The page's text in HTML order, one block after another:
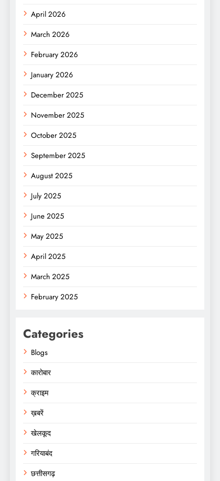
April 2026
March 2026
February 2026
January 2026
December 2025
November 2025
October 2025
September 2025
August 2025
July 2025
June 2025
May 2025
April 2025
March 2025
February 2025
Categories
Blogs
कारोबार
क्राइम
ख़बरें
खेलकूद
गरियाबंद
छत्तीसगढ़